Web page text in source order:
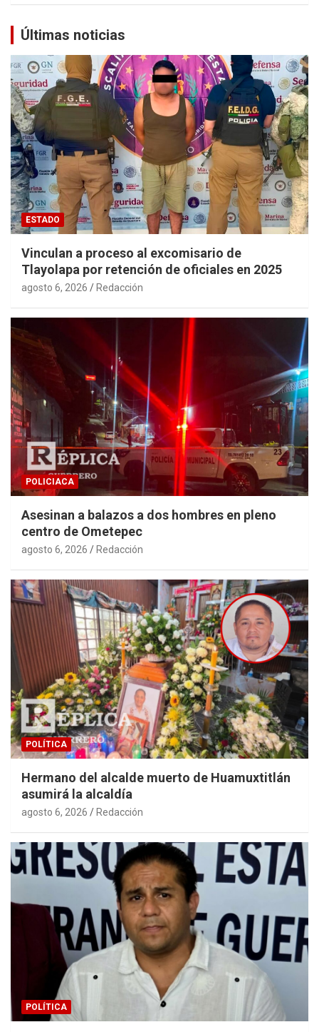
Últimas noticias
ESTADO
Vinculan a proceso al excomisario de
Tlayolapa por retención de oficiales en 2025
agosto 6, 2026 Redacción
POLICIACA
Asesinan a balazos a dos hombres en pleno
centro de Ometepec
agosto 6, 2026 Redacción
POLÍTICA
Hermano del alcalde muerto de Huamuxtitlán
asumirá la alcaldía
agosto 6, 2026 Redacción
POLÍTICA